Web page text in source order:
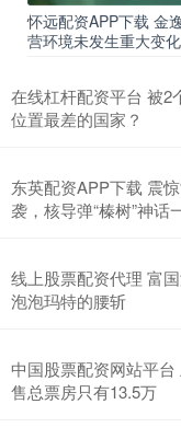
怀远配资APP下载 金
营环境未发生重大变化
在线杠杆配资平台 被2
位置最差的国家？
东英配资APP下载 震
袭，核导弹“榛树”神话
线上股票配资代理 富
泡泡玛特的腰斩
中国股票配资网站平
售总票房只有13.5万